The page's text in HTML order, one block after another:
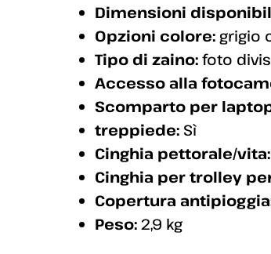
Dimensioni
Opzioni colore: grigio
Tipo di zaino: foto
Accesso alla
Scomparto per
treppiede: Sì
Cinghia pettorale/vita:
Cinghia per trolley
Copertura
Peso: 2,9 kg